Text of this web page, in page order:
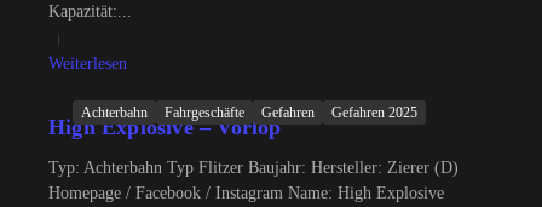
Kapazität:...
Weiterlesen
Achterbahn Fahrgeschäfte Gefahren Gefahren 2025
High Explosive – Vorlop
Typ: Achterbahn Typ Flitzer Baujahr: Hersteller: Zierer (D)
Homepage / Facebook / Instagram Name: High Explosive